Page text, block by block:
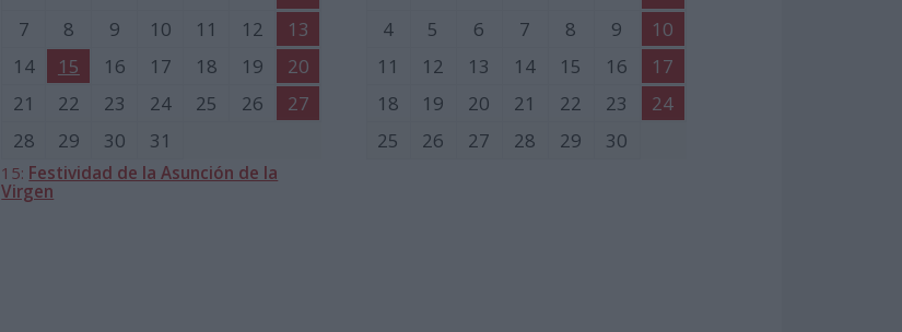
7
8 9 10 11 12
13
14
15 16 17 18 19
20
21
22 23 24 25 26
27
28
29 30 31
15: Festividad de la Asunción de la
Virgen
4
5 6 7 8 9
10
11
12 13 14 15 16
17
18
19 20 21 22 23
24
25
26 27 28 29 30